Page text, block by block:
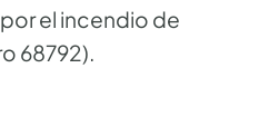
el incendio de
68792).